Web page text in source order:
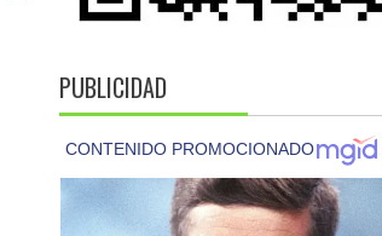
PUBLICIDAD